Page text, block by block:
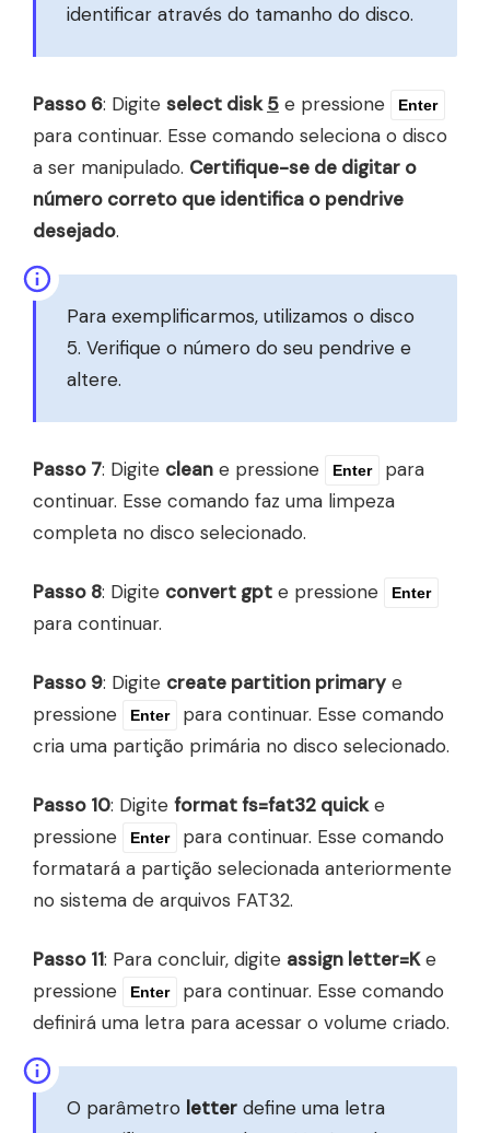
identificar através do tamanho do disco.
Passo 6: Digite select disk5 e pressione Enter
para continuar. Esse comando seleciona o disco
a ser manipulado. Certifique-se de digitar o
número correto que identifica o pendrive
desejado.
Para exemplificarmos, utilizamos o disco
5. Verifique o número do seu pendrive e
altere.
Passo 7: Digite clean e pressione Enter
para
continuar. Esse comando faz uma limpeza
completa no disco selecionado.
Passo 8: Digite convert gpt e pressione Enter
para continuar.
Passo 9: Digite create partition primary e
pressione
Enter
para continuar. Esse comando
cria uma partição primária no disco selecionado.
Passo 10: Digite format fs=fat32 quicke
pressione
Enter
para continuar. Esse comando
formatará a partição selecionada anteriormente
no sistema de arquivos FAT32.
Passo 11: Para concluir, digite assign letter=Ke
pressione
Enter
para continuar. Esse comando
definirá uma letra para acessar o volume criado.
O parâmetro letter define uma letra